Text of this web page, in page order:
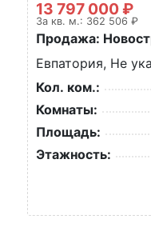
13 797 000 ₽
За кв. м.: 362 506 ₽
Продажа:
Евпатория, Не
Кол. ком.:
Комнаты:
Площадь:
Этажность: